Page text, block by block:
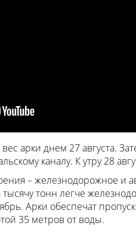
арки днем 27 августа.
каналу. К утру 28
– железнодорожное и
тонн легче
Арки обеспечат
35 метров от воды.